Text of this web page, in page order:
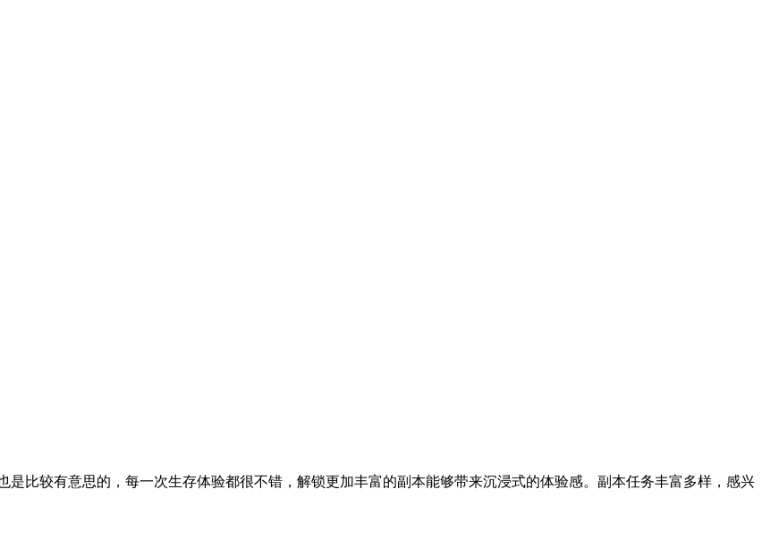
比较有意思的，每一次生存体验都很不错，解锁更加丰富的副本能够带来沉浸式的体验感。副本任务丰富多样，感兴